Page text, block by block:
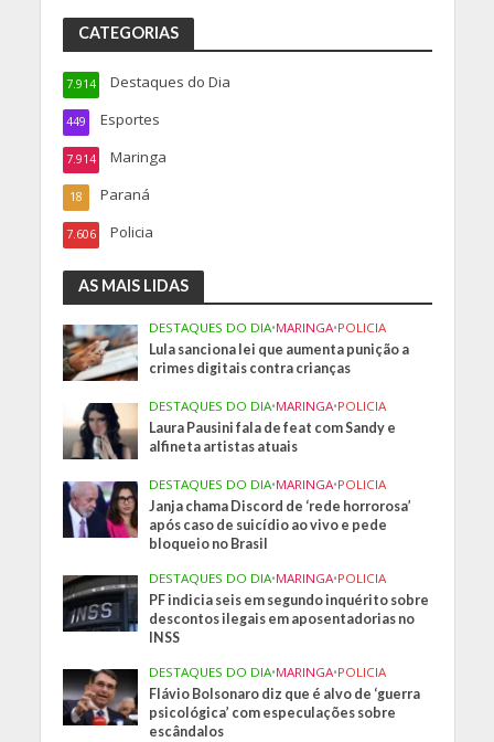
CATEGORIAS
Destaques do Dia
7.914
Esportes
449
Maringa
7.914
Paraná
18
Policia
7.606
AS MAIS LIDAS
DESTAQUES DO DIA•MARINGA•POLICIA
Lula sanciona lei que aumenta punição a
crimes digitais contra crianças
DESTAQUES DO DIA•MARINGA•POLICIA
Laura Pausini fala de feat com Sandy e
alfineta artistas atuais
DESTAQUES DO DIA•MARINGA•POLICIA
Janja chama Discord de ‘rede horrorosa’
após caso de suicídio ao vivo e pede
bloqueio no Brasil
DESTAQUES DO DIA•MARINGA•POLICIA
PF indicia seis em segundo inquérito sobre
descontos ilegais em aposentadorias no
INSS
DESTAQUES DO DIA•MARINGA•POLICIA
Flávio Bolsonaro diz que é alvo de ‘guerra
psicológica’ com especulações sobre
escândalos